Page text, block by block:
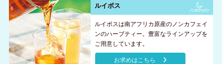
ルイボス
ルイボスは南アフリカ原産のノンカフェイ
ンのハーブティー。豊富なラインアップを
ご用意しています。
お求めはこちら